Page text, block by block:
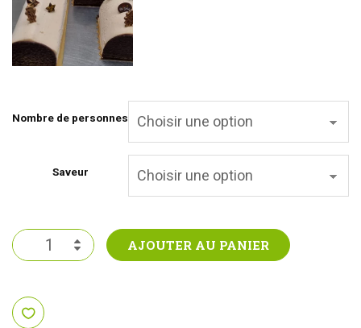
Nombre de personnes
Saveur
quantité
de
-
AJOUTER AU PANIER